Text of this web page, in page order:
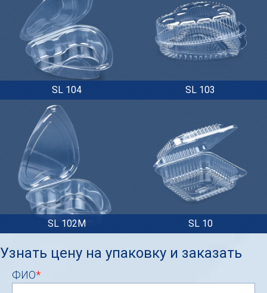
SL 104 SL 103
SL 102M SL 10
Узнать цену на упаковку и заказать
ФИО*